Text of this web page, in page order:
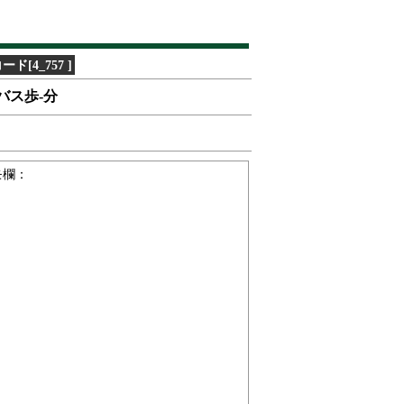
ド[4_757 ]
ス歩-分
：